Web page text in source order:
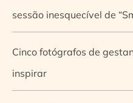
sessão inesquecível de
Cinco fotógrafos de
inspirar